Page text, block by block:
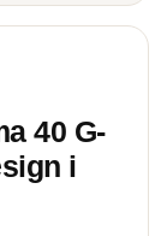
40 G-
i